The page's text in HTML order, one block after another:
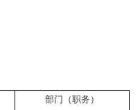
部门（职务）